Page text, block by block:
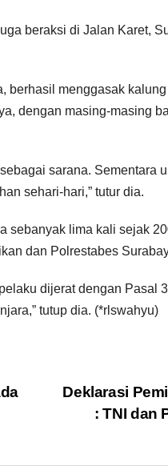
beraksi di Jalan Karet,
berhasil menggasak
dengan masing-masing
sarana. Sementara
sehari-hari,” tutur dia.
sebanyak lima kali sejak
dan Polrestabes
dijerat dengan Pasal
tutup dia. (*rlswahyu)
Deklarasi
: TNI dan